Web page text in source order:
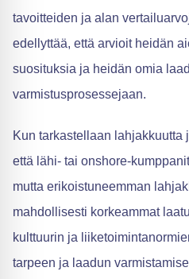
tavoitteiden ja alan
edellyttää, että arvioit heidän
suosituksia ja heidän omia
varmistusprosessejaan.
Kun tarkastellaan lahjakkuutta
että lähi- tai onshore-
mutta erikoistuneemman
mahdollisesti korkeammat
kulttuurin ja
tarpeen ja laadun